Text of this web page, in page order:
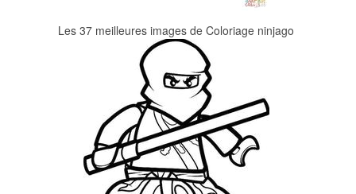
Les 37 meilleures images de Coloriage ninjago